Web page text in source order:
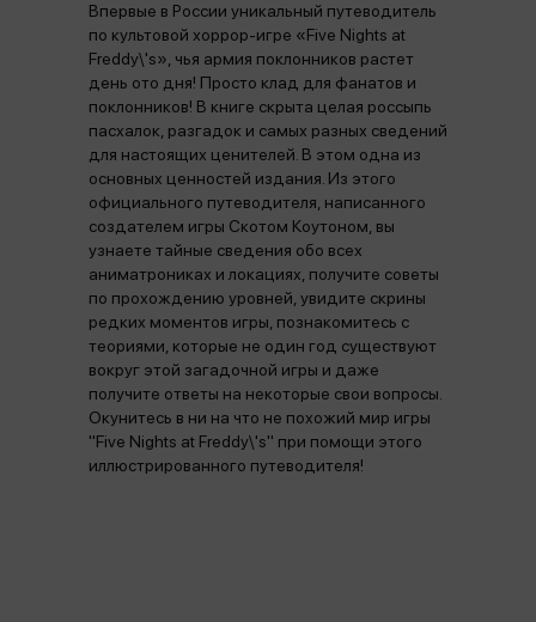
Впервые в России уникальный путеводитель
по культовой хоррор-игре «Five Nights at
Freddy\'s», чья армия поклонников растет
день ото дня! Просто клад для фанатов и
поклонников! В книге скрыта целая россыпь
пасхалок, разгадок и самых разных сведений
для настоящих ценителей. В этом одна из
основных ценностей издания. Из этого
официального путеводителя, написанного
создателем игры Скотом Коутоном, вы
узнаете тайные сведения обо всех
аниматрониках и локациях, получите советы
по прохождению уровней, увидите скрины
редких моментов игры, познакомитесь с
теориями, которые не один год существуют
вокруг этой загадочной игры и даже
получите ответы на некоторые свои вопросы.
Окунитесь в ни на что не похожий мир игры
"Five Nights at Freddy\'s" при помощи этого
иллюстрированного путеводителя!